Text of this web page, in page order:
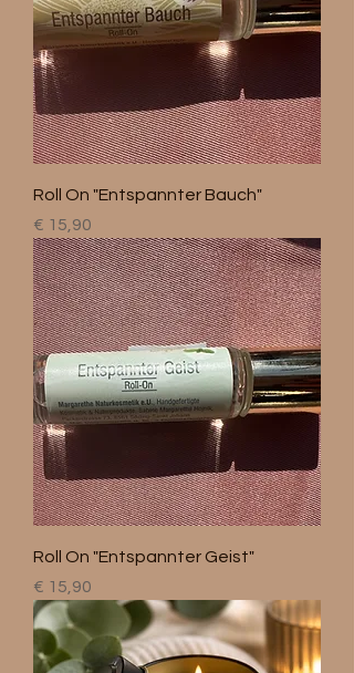
Roll On "Entspannter Bauch"
Preis
€ 15,90
Roll On "Entspannter Geist"
Preis
€ 15,90